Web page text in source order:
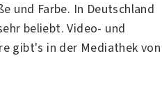
und Farbe. In Deutschland
beliebt. Video- und
gibt's in der Mediathek von